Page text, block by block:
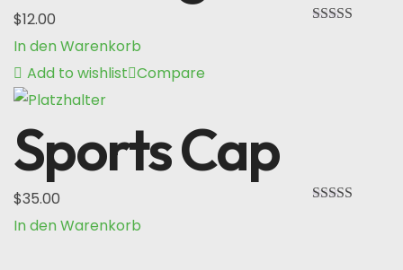
$12.00
In den Warenkorb
Add to wishlist Compare
Sports Cap
$35.00
In den Warenkorb